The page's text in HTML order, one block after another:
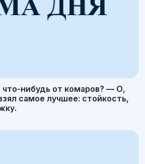
нибудь от комаров? — О,
самое лучшее: стойкость,